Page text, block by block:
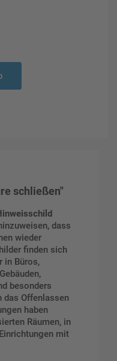
schließen"
dass
wieder
finden sich
in Büros,
besonders
das Offenlassen
haben
Räumen, in
mit